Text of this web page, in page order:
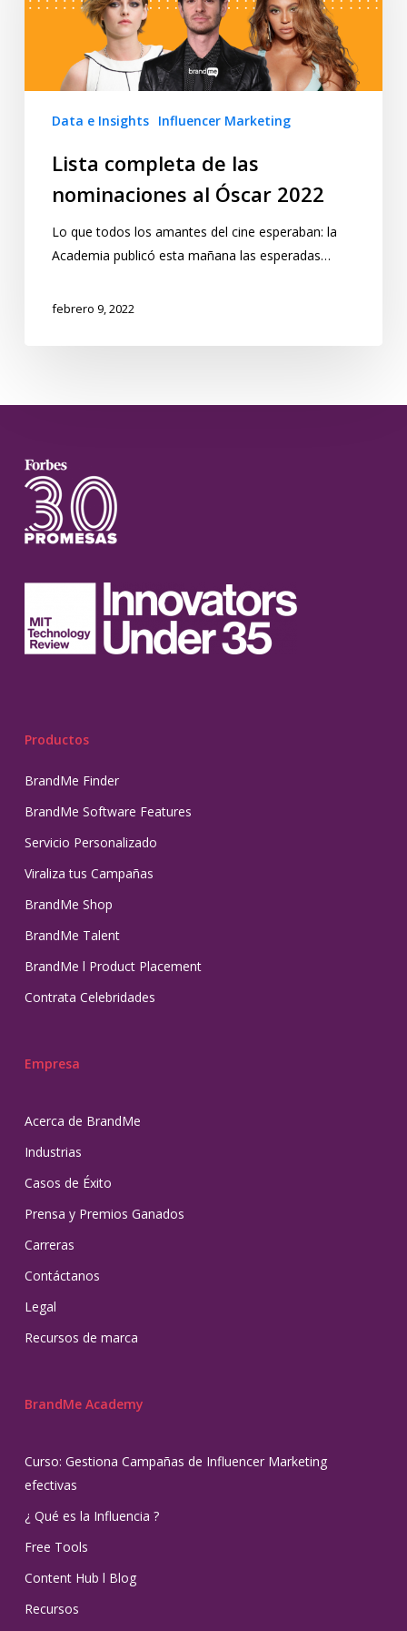
Data e Insights Influencer Marketing
Lista completa de las
nominaciones al Óscar 2022
Lo que todos los amantes del cine esperaban: la
Academia publicó esta mañana las esperadas…
febrero 9, 2022
Productos
BrandMe Finder
BrandMe Software Features
Servicio Personalizado
Viraliza tus Campañas
BrandMe Shop
BrandMe Talent
BrandMe l Product Placement
Contrata Celebridades
Empresa
Acerca de BrandMe
Industrias
Casos de Éxito
Prensa y Premios Ganados
Carreras
Contáctanos
Legal
Recursos de marca
BrandMe Academy
Curso: Gestiona Campañas de Influencer Marketing
efectivas
¿ Qué es la Influencia ?
Free Tools
Content Hub l Blog
Recursos